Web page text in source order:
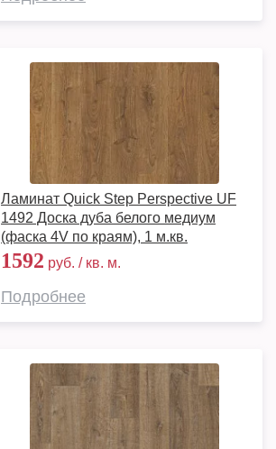
Ламинат Quick Step Perspective UF
1492 Доска дуба белого медиум
(фаска 4V по краям), 1 м.кв.
1592 руб. / кв. м.
Подробнее